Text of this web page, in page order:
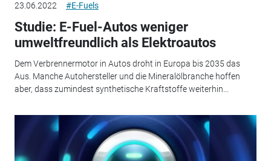
23.06.2022 #E-Fuels
Studie: E-Fuel-Autos weniger
umweltfreundlich als Elektroautos
Dem Verbrennermotor in Autos droht in Europa bis 2035 das
Aus. Manche Autohersteller und die Mineralölbranche hoffen
aber, dass zumindest synthetische Kraftstoffe weiterhin...